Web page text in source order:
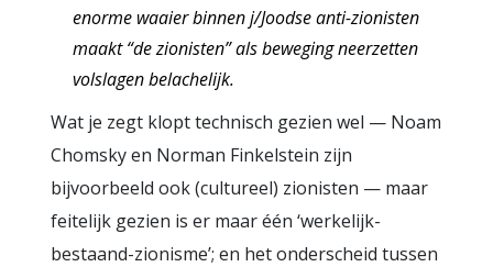
enorme waaier binnen j/Joodse anti-zionisten
maakt “de zionisten” als beweging neerzetten
volslagen belachelijk.
Wat je zegt klopt technisch gezien wel — Noam
Chomsky en Norman Finkelstein zijn
bijvoorbeeld ook (cultureel) zionisten — maar
feitelijk gezien is er maar één ‘werkelijk-
bestaand-zionisme’; en het onderscheid tussen